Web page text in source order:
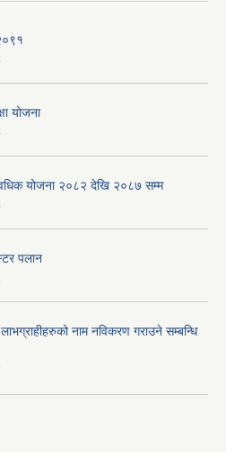
योजना
योजना २०८२ देखि २०८७ सम्म
पलान
नाम नविकरण गराउने सम्बन्धि